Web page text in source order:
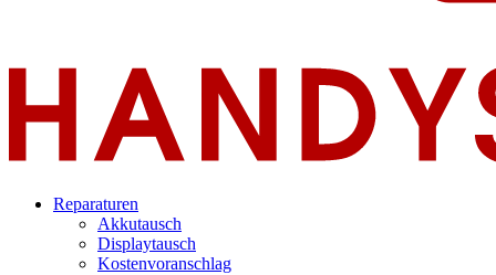
Reparaturen
Akkutausch
Displaytausch
Kostenvoranschlag